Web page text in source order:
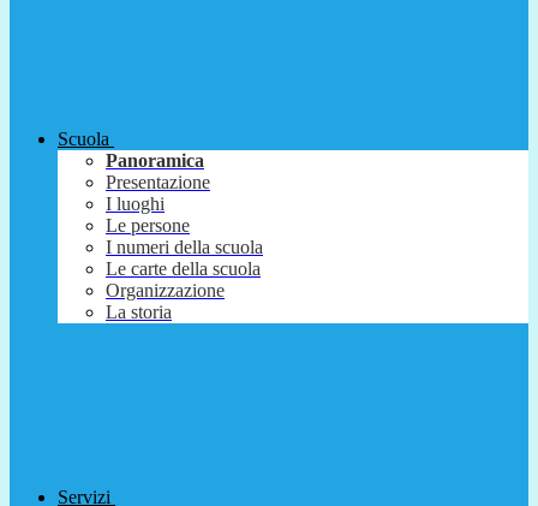
Scuola
Panoramica
Presentazione
I luoghi
Le persone
I numeri della scuola
Le carte della scuola
Organizzazione
La storia
Servizi